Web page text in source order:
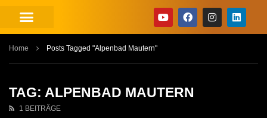
Home Posts Tagged "Alpenbad Mautern"
TAG: ALPENBAD MAUTERN
1 BEITRÄGE